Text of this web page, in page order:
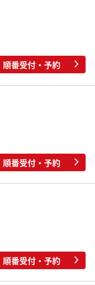
順番受付・予約
順番受付・予約
順番受付・予約